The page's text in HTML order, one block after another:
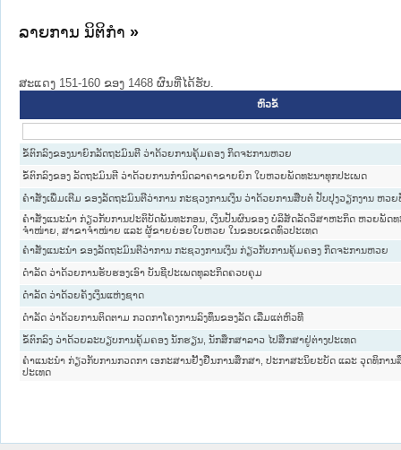
ລາຍການ ນິຕິກໍາ »
ສະແດງ 151-160 ຂອງ 1468 ຜົນທີ່ໄດ້ຮັບ.
ຫົວຂໍ້
ຂໍ້ຕົກລົງຂອງນາຍົກລັດຖະມົນຕີ ວ່າດ້ວຍການຄຸ້ມຄອງ ກິດຈະການຫວຍ
ຂໍ້ຕົກລົງຂອງ ລັດຖະມົນຕີ ວ່າດ້ວຍການກຳນົດລາຄາຂາຍຍົກ ໃບຫວຍພັດທະນາທຸກປະເພດ
ຄຳສັ່ງເພີ່ມເຕີມ ຂອງລັດຖະມົນຕີວ່າການ ກະຊວງການເງິນ ວ່າດ້ວຍການສືບຕໍ່ ປັບປຸງວຽກງານ ຫວ
ຄຳສັ່ງແນະນຳ ກ່ຽວກັບການປະຕິບັດພັນທະກອນ, ເງິນປັນຜົນຂອງ ບໍລິສັດລັດວິສາຫະກິດ ຫວຍພັດທ
ຈຳໜ່າຍ, ສາຂາຈຳໜ່າຍ ແລະ ຜູ້ຂາຍຍ່ອຍໃບຫວຍ ໃນຂອບເຂດທົ່ວປະເທດ
ຄຳສັ່ງແນະນຳ ຂອງລັດຖະມົນຕີວ່າການ ກະຊວງການເງິນ ກ່ຽວກັບການຄຸ້ມຄອງ ກິດຈະການຫວຍ
ດຳລັດ ວ່າດ້ວຍການຮັບຮອງເອົາ ບັນຊີປະເພດທຸລະກິດຄວບຄຸມ
ດຳລັດ ວ່າດ້ວຍຄັງເງິນແຫ່ງຊາດ
ດຳລັດ ວ່າດ້ວຍການຕິດຕາມ ກວດກາໂຄງການລົງທຶນຂອງລັດ ເລີ່ມແຕ່ຫົວທີ
ຂໍ້ຕົກລົງ ວ່າດ້ວຍລະບຽບການຄຸ້ມຄອງ ນັກຮຽນ, ນັກສຶກສາລາວ ໄປສຶກສາຢູ່ຕ່າງປະເທດ
ຄຳແນະນຳ ກ່ຽວກັບການກວດກາ ເອກະສານຢັ້ງຢືນການສຶກສາ, ປະກາສະນິຍະບັດ ແລະ ວຸດທິການ
ປະເທດ